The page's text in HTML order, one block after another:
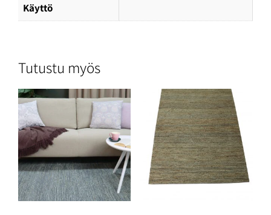
Käyttö
Tutustu myös